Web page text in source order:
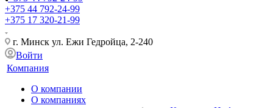
+375 44 792-24-99
+375 17 320-21-99
г. Минск ул. Ежи Гедройца, 2-240
Войти
Компания
О компании
О компаниях